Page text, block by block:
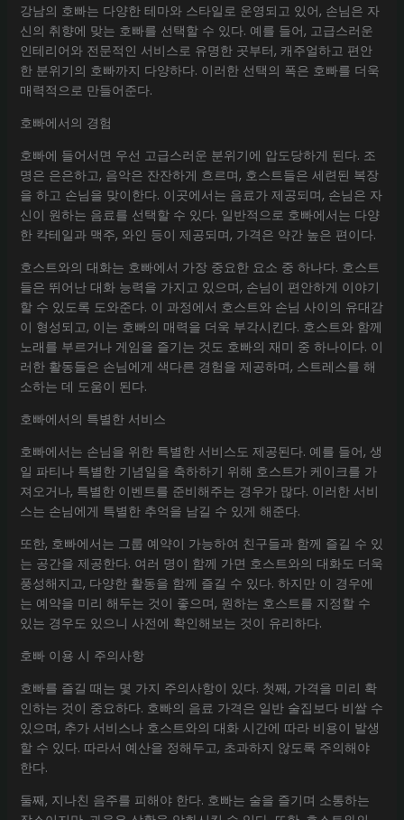
강남의 호빠는 다양한 테마와 스타일로 운영되고 있어, 손님은 자
신의 취향에 맞는 호빠를 선택할 수 있다. 예를 들어, 고급스러운
인테리어와 전문적인 서비스로 유명한 곳부터, 캐주얼하고 편안
한 분위기의 호빠까지 다양하다. 이러한 선택의 폭은 호빠를 더욱
매력적으로 만들어준다.
호빠에서의 경험
호빠에 들어서면 우선 고급스러운 분위기에 압도당하게 된다. 조
명은 은은하고, 음악은 잔잔하게 흐르며, 호스트들은 세련된 복장
을 하고 손님을 맞이한다. 이곳에서는 음료가 제공되며, 손님은 자
신이 원하는 음료를 선택할 수 있다. 일반적으로 호빠에서는 다양
한 칵테일과 맥주, 와인 등이 제공되며, 가격은 약간 높은 편이다.
호스트와의 대화는 호빠에서 가장 중요한 요소 중 하나다. 호스트
들은 뛰어난 대화 능력을 가지고 있으며, 손님이 편안하게 이야기
할 수 있도록 도와준다. 이 과정에서 호스트와 손님 사이의 유대감
이 형성되고, 이는 호빠의 매력을 더욱 부각시킨다. 호스트와 함께
노래를 부르거나 게임을 즐기는 것도 호빠의 재미 중 하나이다. 이
러한 활동들은 손님에게 색다른 경험을 제공하며, 스트레스를 해
소하는 데 도움이 된다.
호빠에서의 특별한 서비스
호빠에서는 손님을 위한 특별한 서비스도 제공된다. 예를 들어, 생
일 파티나 특별한 기념일을 축하하기 위해 호스트가 케이크를 가
져오거나, 특별한 이벤트를 준비해주는 경우가 많다. 이러한 서비
스는 손님에게 특별한 추억을 남길 수 있게 해준다.
또한, 호빠에서는 그룹 예약이 가능하여 친구들과 함께 즐길 수 있
는 공간을 제공한다. 여러 명이 함께 가면 호스트와의 대화도 더욱
풍성해지고, 다양한 활동을 함께 즐길 수 있다. 하지만 이 경우에
는 예약을 미리 해두는 것이 좋으며, 원하는 호스트를 지정할 수
있는 경우도 있으니 사전에 확인해보는 것이 유리하다.
호빠 이용 시 주의사항
호빠를 즐길 때는 몇 가지 주의사항이 있다. 첫째, 가격을 미리 확
인하는 것이 중요하다. 호빠의 음료 가격은 일반 술집보다 비쌀 수
있으며, 추가 서비스나 호스트와의 대화 시간에 따라 비용이 발생
할 수 있다. 따라서 예산을 정해두고, 초과하지 않도록 주의해야
한다.
둘째, 지나친 음주를 피해야 한다. 호빠는 술을 즐기며 소통하는